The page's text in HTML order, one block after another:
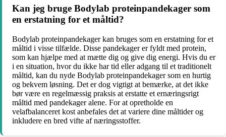
Kan jeg bruge Bodylab proteinpandekager som
en erstatning for et måltid?
Bodylab proteinpandekager kan bruges som en erstatning for et
måltid i visse tilfælde. Disse pandekager er fyldt med protein,
som kan hjælpe med at mætte dig og give dig energi. Hvis du er
i en situation, hvor du ikke har tid eller adgang til et traditionelt
måltid, kan du nyde Bodylab proteinpandekager som en hurtig
og bekvem løsning. Det er dog vigtigt at bemærke, at det ikke
bør være en regelmæssig praksis at erstatte et ernæringsrigt
måltid med pandekager alene. For at opretholde en
velafbalanceret kost anbefales det at variere dine måltider og
inkludere en bred vifte af næringsstoffer.